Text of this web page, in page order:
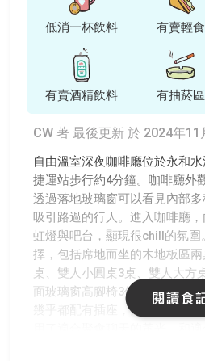
低消一杯飲料 有賣輕食
有賣酒精飲料 有抽菸區
CW 著 最後更新 於 2024年11
自由溫室深夜咖啡廳位於永和
捷運站步行約4分鐘。咖啡廳外
透過落地玻璃窗可以看見內部
吸引路過的行人。進入咖啡廳
虹燈與吧台，顯現很chill的氛圍
擇，包括席地而坐的木地板區
桌、雙人小圓桌3桌、雙人大方
面玻璃窗高腳椅3位，適合不同
幾乎都配有插座，方便使用筆
閱讀食